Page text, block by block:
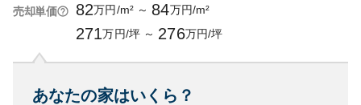
売却単価 82万円/m² ～ 84万円/m²
271万円/坪 ～ 276万円/坪
あなたの家はいくら？